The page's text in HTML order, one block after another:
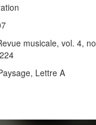
musicale, vol. 4,
Lettre A